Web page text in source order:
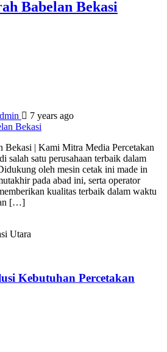
Babelan Bekasi
7 years ago
Bekasi | Kami Mitra Media Percetakan
salah satu perusahaan terbaik dalam
oleh mesin cetak ini made in
pada abad ini, serta operator
kualitas terbaik dalam waktu
[…]
Kebutuhan Percetakan